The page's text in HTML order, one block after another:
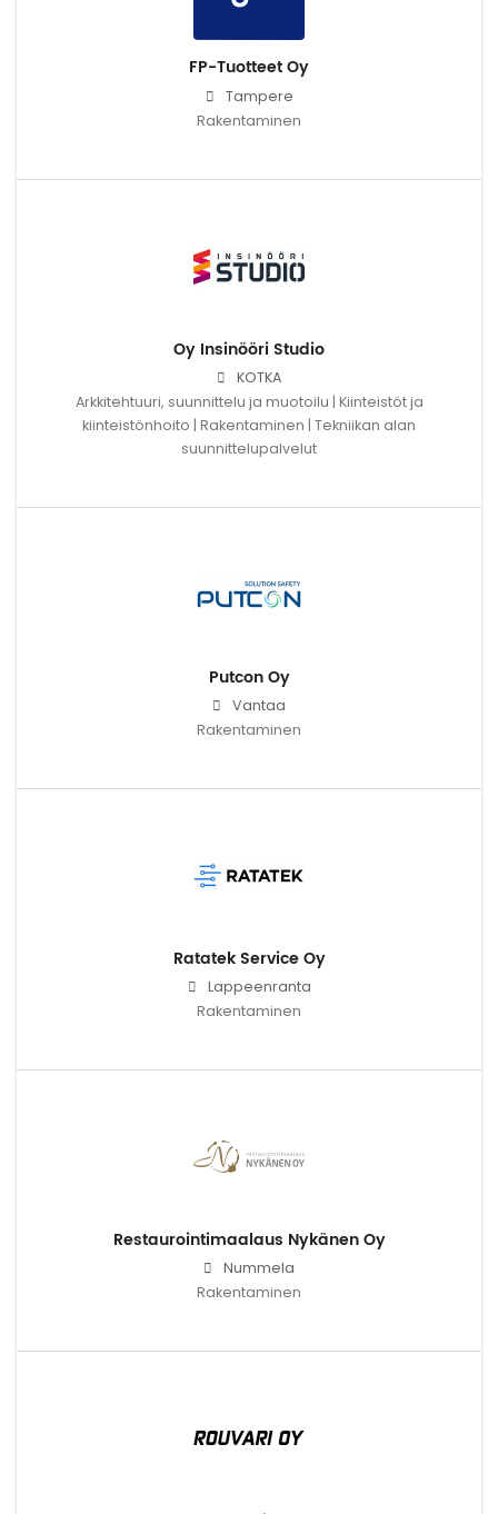
FP-Tuotteet Oy
Tampere
Rakentaminen
Oy Insinööri Studio
KOTKA
Arkkitehtuuri, suunnittelu ja muotoilu | Kiinteistöt ja
kiinteistönhoito | Rakentaminen | Tekniikan alan
suunnittelupalvelut
Putcon Oy
Vantaa
Rakentaminen
Ratatek Service Oy
Lappeenranta
Rakentaminen
Restaurointimaalaus Nykänen Oy
Nummela
Rakentaminen